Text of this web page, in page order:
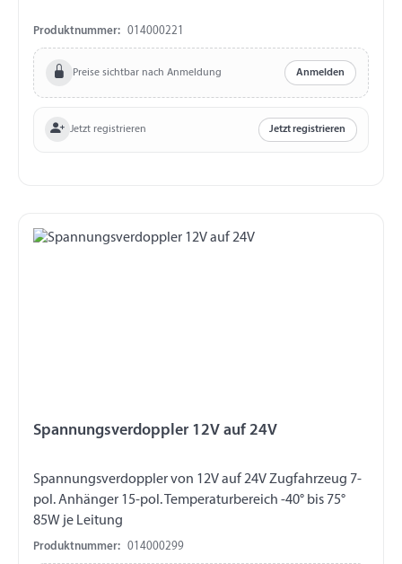
Produktnummer: 014000221
Preise sichtbar nach Anmeldung Anmelden
Jetzt registrieren Jetzt registrieren
Spannungsverdoppler 12V auf 24V
Spannungsverdoppler von 12V auf 24V Zugfahrzeug 7-
pol. Anhänger 15-pol. Temperaturbereich -40° bis 75°
85W je Leitung
Produktnummer: 014000299